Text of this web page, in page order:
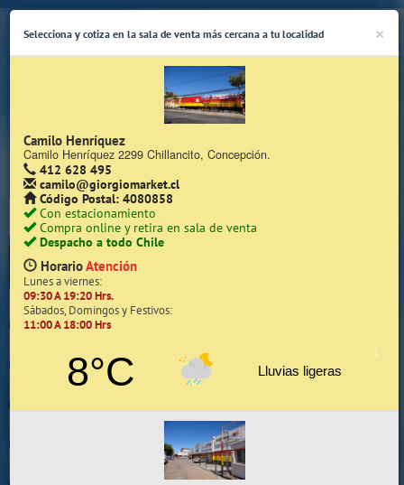
(Whatsapp Sólo de Lunes a Viernes de 08:15 a 17:45)
Quiénes somos
Trabaje con nosotros
Contacto | Reclamos
×
Selecciona y cotiza en la sala de venta más cercana a tu localidad
Camilo Henríquez
Camilo Henríquez 2299 Chillancito, Concepción.
412 628 495
camilo@giorgiomarket.cl
Código Postal: 4080858
Con estacionamiento
Compra online y retira en sala de venta
Despacho a todo Chile
HorarioAtención
Lunes a viernes:
09:30 A 19:20 Hrs.
Sábados, Domingos y Festivos:
11:00 A 18:00 Hrs
8°C Lluvias ligeras